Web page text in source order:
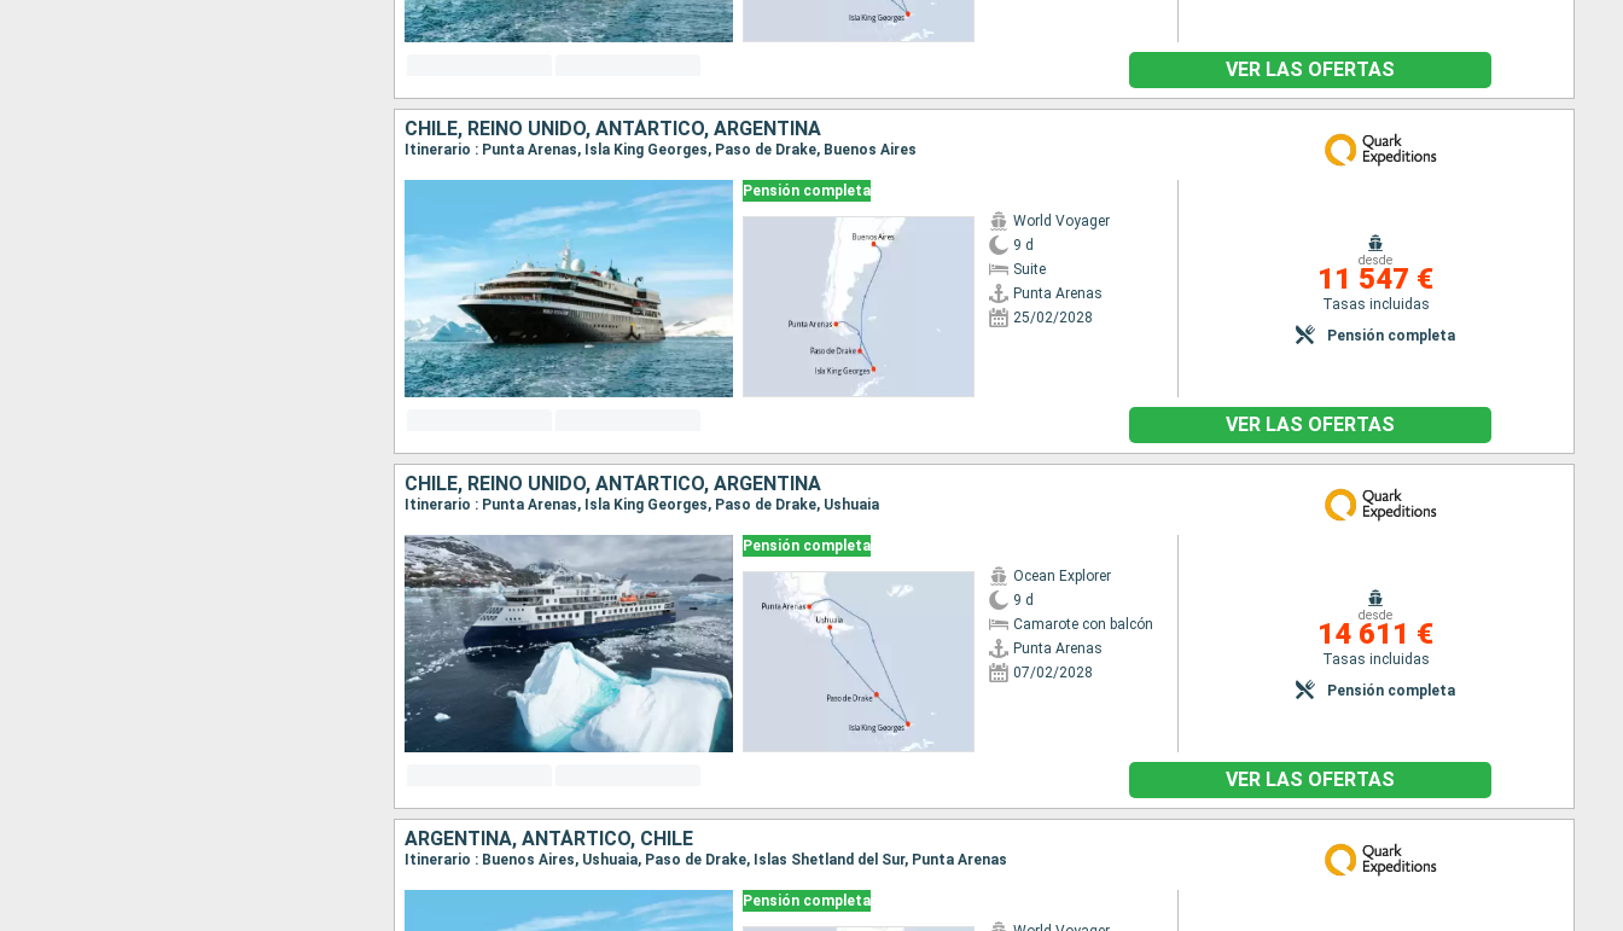
VER LAS OFERTAS
CHILE, REINO UNIDO, ANTÁRTICO, ARGENTINA
Itinerario : Punta Arenas, Isla King Georges, Paso de Drake, Buenos Aires
Pensión completa
World Voyager
9 d
Suite
Punta Arenas
25/02/2028
desde
11 547 €
Tasas incluidas
Pensión completa
VER LAS OFERTAS
CHILE, REINO UNIDO, ANTÁRTICO, ARGENTINA
Itinerario : Punta Arenas, Isla King Georges, Paso de Drake, Ushuaia
Pensión completa
Ocean Explorer
9 d
Camarote con balcón
Punta Arenas
07/02/2028
desde
14 611 €
Tasas incluidas
Pensión completa
VER LAS OFERTAS
ARGENTINA, ANTÁRTICO, CHILE
Itinerario : Buenos Aires, Ushuaia, Paso de Drake, Islas Shetland del Sur, Punta Arenas
Pensión completa